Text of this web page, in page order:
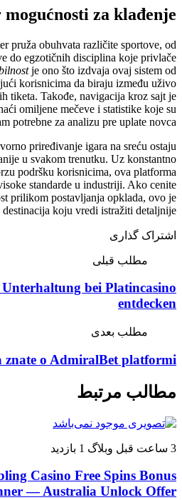
za klađenje
pruža obuhvata različite sportove, od
do egzotičnih disciplina koje privlače
je ono što izdvaja ovaj sistem od
korisnicima da biraju između uživo
tiketa. Takođe, navigacija kroz sajt je
omiljene mečeve i statistike koje su
potrebne za analizu pre uplate novca.
priređivanje igara na sreću ostaju
u svakom trenutku. Uz konstantno
podršku korisnicima, ova platforma
standarde u industriji. Ako cenite
prilikom postavljanja opklada, ovo je
destinacija koju vredi istražiti detaljnije.
اشتراک گذاری
مطلب قبلی
bei Platincasino
entdecken
مطلب بعدی
znate o AdmiralBet platformi
مطالب مرتبط
3 ساعت قبل وبلاگ 1 بازدید
Casino Free Spins Bonus
— Australia Unlock Offer